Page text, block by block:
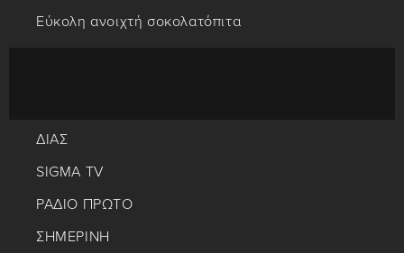
Εύκολη ανοιχτή σοκολατόπιτα
ΔΙΑΣ
SIGMA TV
ΡΑΔΙΟ ΠΡΩΤΟ
ΣΗΜΕΡΙΝΗ